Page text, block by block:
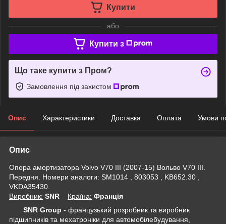
Купити
або
Купити з
Що таке купити з Пром?
Замовлення під захистом
Опис Характеристики Доставка Оплата Умови
Опис
Опора амортизатора Volvo V70 III (2007-15) Вольво V70 III.
Передня. Номери аналоги: SM1014 , 803053 , KB652.30 ,
VKDA35430.
Виробник: SNR Крaїна: Франція
SNR Group - французький розробник та виробник
підшипників та мехатроніки для автомобілебудування,